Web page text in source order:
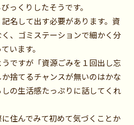
っくりしたそうです。
名して出す必要があります。資
、ゴミステーションで細かく分
います。
ですが「資源ごみを１回出し忘
捨てるチャンスが無いのはかな
の生活感たっぷりに話してくれ
住んでみて初めて気づくことか